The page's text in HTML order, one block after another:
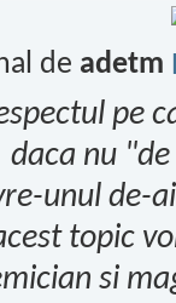
de adetm
pe
daca nu
unul de-
topic
si